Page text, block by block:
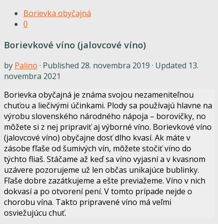
Borievka obyčajná
0
Borievkové víno (jalovcové víno)
by Palino · Published 28. novembra 2019 · Updated 13.
novembra 2021
Borievka obyčajná je známa svojou nezameniteľnou
chuťou a liečivými účinkami. Plody sa používajú hlavne na
výrobu slovenského národného nápoja – borovičky, no
môžete si z nej pripraviť aj výborné víno. Borievkové víno
(jalovcové víno) obyčajne dosť dlho kvasí. Ak máte v
zásobe fľaše od šumivých vín, môžete stočiť víno do
týchto fliaš. Stáčame až keď sa víno vyjasní a v kvasnom
uzávere pozorujeme už len občas unikajúce bublinky.
Fľaše dobre zazátkujeme a ešte previažeme. Víno v nich
dokvasí a po otvorení pení. V tomto prípade nejde o
chorobu vína. Takto pripravené víno má veľmi
osviežujúcu chuť.